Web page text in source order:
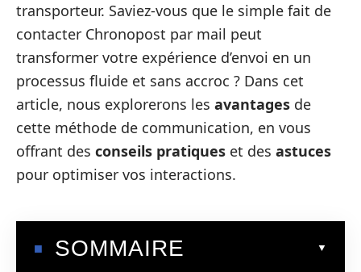
transporteur. Saviez-vous que le simple fait de
contacter Chronopost par mail peut
transformer votre expérience d’envoi en un
processus fluide et sans accroc ? Dans cet
article, nous explorerons les avantages de
cette méthode de communication, en vous
offrant des conseils pratiques et des astuces
pour optimiser vos interactions.
SOMMAIRE